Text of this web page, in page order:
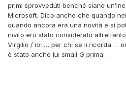
primi sprovveduti benché siano
Microsoft. Dico anche che quando
quando ancora era una novità e si
invito ero stato considerato
Virgilio / iol … per chi se li ricorda …
è stato anche lui small G prima …